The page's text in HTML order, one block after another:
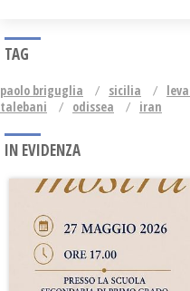
TAG
paolo briguglia sicilia
talebani
odissea iran
IN EVIDENZA